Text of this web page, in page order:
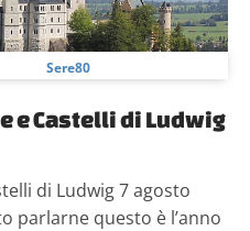
Sere80
e Castelli di Ludwig
di Ludwig 7 agosto
parlarne questo è l’anno